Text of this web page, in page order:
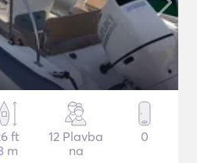
ft
m
12 Plavba
na
0